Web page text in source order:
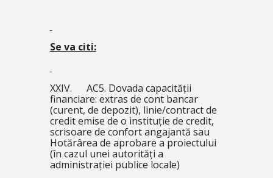
Se va citi:
XXIV. AC5. Dovada capacității
financiare: extras de cont bancar
(curent, de depozit), linie/contract de
credit emise de o instituție de credit,
scrisoare de confort angajantă sau
Hotărârea de aprobare a proiectului
(în cazul unei autorități a
administrației publice locale)